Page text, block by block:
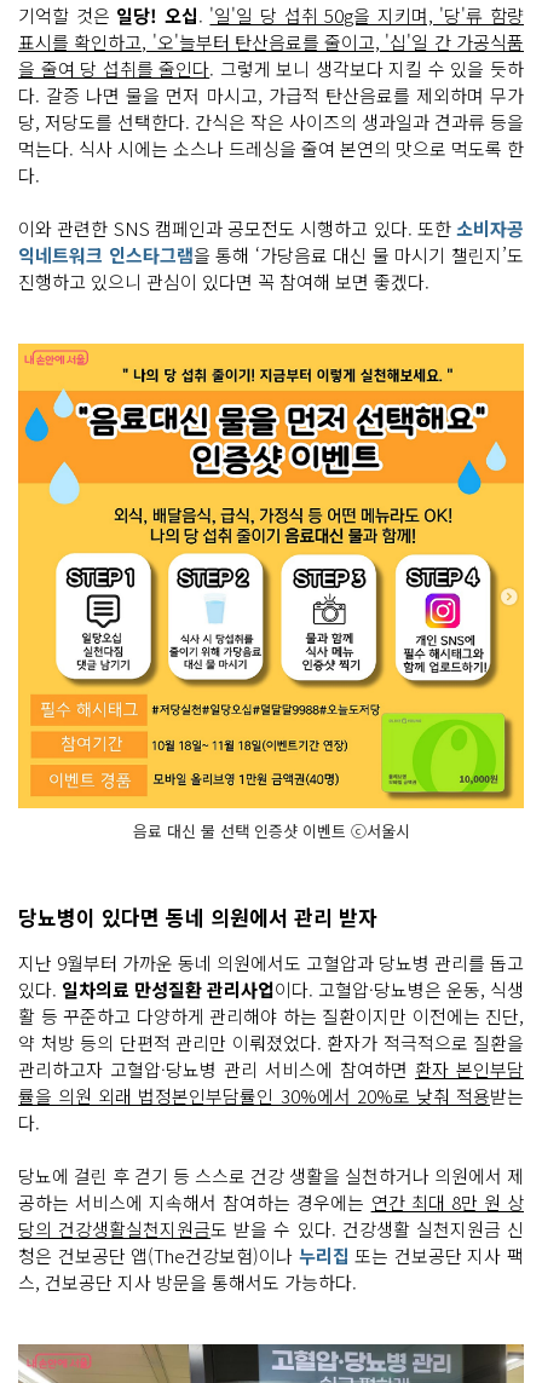
기억할 것은 일당! 오십. '일'일 당 섭취 50g을 지키며, '당'류 함량
표시를 확인하고, '오'늘부터 탄산음료를 줄이고, '십'일 간 가공식품
을 줄여 당 섭취를 줄인다. 그렇게 보니 생각보다 지킬 수 있을 듯하
다. 갈증 나면 물을 먼저 마시고, 가급적 탄산음료를 제외하며 무가
당, 저당도를 선택한다. 간식은 작은 사이즈의 생과일과 견과류 등을
먹는다. 식사 시에는 소스나 드레싱을 줄여 본연의 맛으로 먹도록 한
다.
이와 관련한 SNS 캠페인과 공모전도 시행하고 있다. 또한소비자공
익네트워크 인스타그램을 통해 ‘가당음료 대신 물 마시기 챌린지’도
진행하고 있으니 관심이 있다면 꼭 참여해 보면 좋겠다.
음료 대신 물 선택 인증샷 이벤트 ⓒ서울시
당뇨병이 있다면 동네 의원에서 관리 받자
지난 9월부터 가까운 동네 의원에서도 고혈압과 당뇨병 관리를 돕고
있다. 일차의료 만성질환 관리사업이다. 고혈압·당뇨병은 운동, 식생
활 등 꾸준하고 다양하게 관리해야 하는 질환이지만 이전에는 진단,
약 처방 등의 단편적 관리만 이뤄졌었다. 환자가 적극적으로 질환을
관리하고자 고혈압·당뇨병 관리 서비스에 참여하면 환자 본인부담
률을 의원 외래 법정본인부담률인 30%에서 20%로 낮춰 적용받는
다.
당뇨에 걸린 후 걷기 등 스스로 건강 생활을 실천하거나 의원에서 제
공하는 서비스에 지속해서 참여하는 경우에는 연간 최대 8만 원 상
당의 건강생활실천지원금도 받을 수 있다. 건강생활 실천지원금 신
청은 건보공단 앱(The건강보험)이나 누리집 또는 건보공단 지사 팩
스, 건보공단 지사 방문을 통해서도 가능하다.